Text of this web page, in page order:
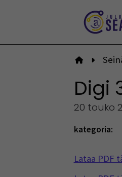
Etusivulle
Digi
20 touko
kategoria:
Lataa PDF